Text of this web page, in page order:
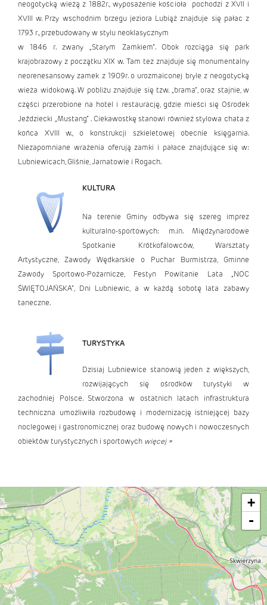
neogotycką wieżą z 1882r., wyposażenie kościoła pochodzi z XVII i
XVIII w. Przy wschodnim brzegu jeziora Lubiąż znajduje się pałac z
1793 r., przebudowany w stylu neoklasycznym
w 1846 r. zwany „Starym Zamkiem”. Obok rozciąga się park
krajobrazowy z początku XIX w. Tam też znajduje się monumentalny
neorenesansowy zamek z 1909r. o urozmaiconej bryle z neogotycką
wieża widokową. W pobliżu znajduje się tzw. „brama”, oraz stajnie, w
części przerobione na hotel i restaurację, gdzie mieści się Ośrodek
Jeździecki „Mustang” . Ciekawostkę stanowi również stylowa chata z
końca XVIII w., o konstrukcji szkieletowej obecnie księgarnia.
Niezapomniane wrażenia oferują zamki i pałace znajdujące się w:
Lubniewicach, Gliśnie, Jarnatowie i Rogach.
KULTURA
Na terenie Gminy odbywa się szereg imprez
kulturalno-sportowych: m.in. Międzynarodowe
Spotkanie Krótkofalowców, Warsztaty
Artystyczne, Zawody Wędkarskie o Puchar Burmistrza, Gminne
Zawody Sportowo-Pożarnicze, Festyn Powitanie Lata „NOC
ŚWIĘTOJAŃSKA”, Dni Lubniewic, a w każdą sobotę lata zabawy
taneczne.
TURYSTYKA
Dzisiaj Lubniewice stanowią jeden z większych,
rozwijających się ośrodków turystyki w
zachodniej Polsce. Stworzona w ostatnich latach infrastruktura
techniczna umożliwiła rozbudowę i modernizację istniejącej bazy
noclegowej i gastronomicznej oraz budowę nowych i nowoczesnych
obiektów turystycznych i sportowych więcej »
+
-